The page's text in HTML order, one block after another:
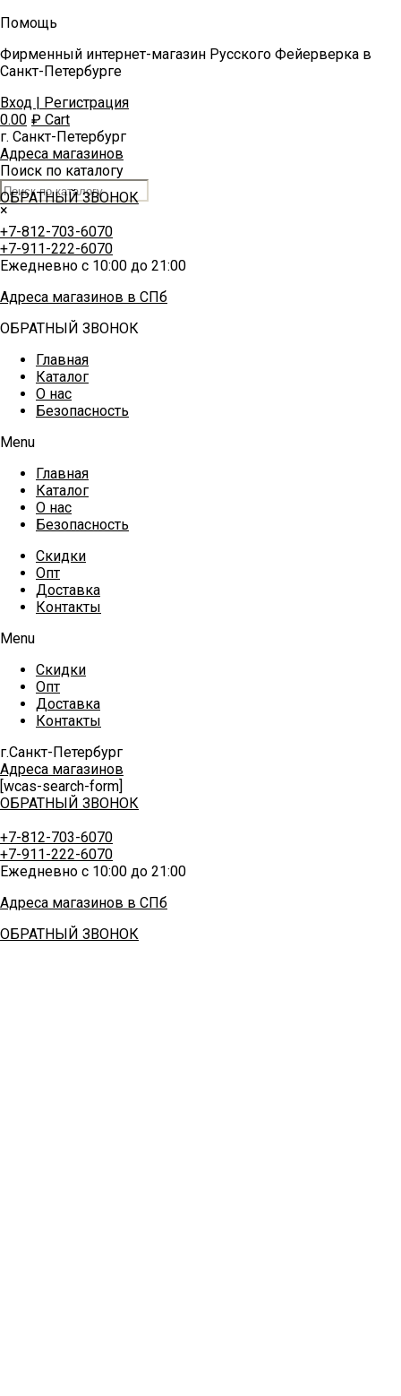
Помощь
Фирменный интернет-магазин Русского Фейерверка в
Санкт-Петербурге
Вход | Регистрация
0.00 ₽ Cart
г. Санкт-Петербург
Адреса магазинов
Поиск по каталогу
×
ОБРАТНЫЙ ЗВОНОК
+7-812-703-6070
+7-911-222-6070
Ежедневно с 10:00 до 21:00
Адреса магазинов в СПб
ОБРАТНЫЙ ЗВОНОК
Главная
Каталог
О нас
Безопасность
Menu
Главная
Каталог
О нас
Безопасность
Скидки
Опт
Доставка
Контакты
Menu
Скидки
Опт
Доставка
Контакты
г.Санкт-Петербург
Адреса магазинов
[wcas-search-form]
ОБРАТНЫЙ ЗВОНОК
+7-812-703-6070
+7-911-222-6070
Ежедневно с 10:00 до 21:00
Адреса магазинов в СПб
ОБРАТНЫЙ ЗВОНОК